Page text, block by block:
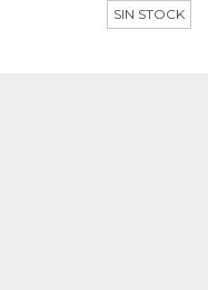
SIN STOCK